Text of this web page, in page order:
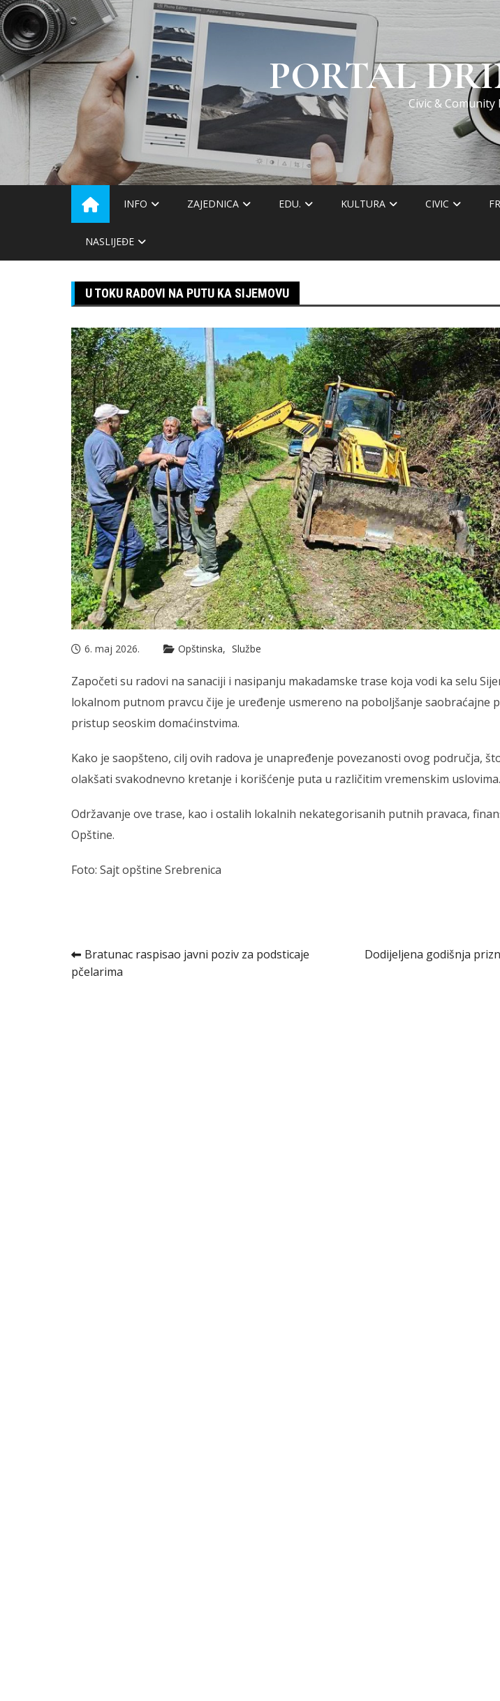
Skip
to
content
PORTAL
Civic & Comunity
INFO ZAJEDNICA EDU. KULTURA CIVIC
NASLIJEĐE
U TOKU RADOVI NA PUTU KA SIJEMOVU
6. maj 2026. Opštinska Službe
Započeti su radovi na sanaciji i nasipanju makadamske trase koja vodi ka selu
lokalnom putnom pravcu čije je uređenje usmereno na poboljšanje saobraćajne
pristup seoskim domaćinstvima.
Kako je saopšteno, cilj ovih radova je unapređenje povezanosti ovog područja,
olakšati svakodnevno kretanje i korišćenje puta u različitim vremenskim uslovima.
Održavanje ove trase, kao i ostalih lokalnih nekategorisanih putnih pravaca,
Opštine.
Foto: Sajt opštine Srebrenica
Kretanje
Bratunac raspisao javni poziv za podsticaje
pčelarima
Dodijeljena godišnja